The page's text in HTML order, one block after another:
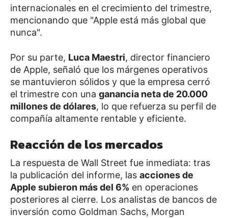
internacionales en el crecimiento del trimestre,
mencionando que "Apple está más global que
nunca".
Por su parte, Luca Maestri, director financiero
de Apple, señaló que los márgenes operativos
se mantuvieron sólidos y que la empresa cerró
el trimestre con una ganancia neta de 20.000
millones de dólares, lo que refuerza su perfil de
compañía altamente rentable y eficiente.
Reacción de los mercados
La respuesta de Wall Street fue inmediata: tras
la publicación del informe, las acciones de
Apple subieron más del 6% en operaciones
posteriores al cierre. Los analistas de bancos de
inversión como Goldman Sachs, Morgan